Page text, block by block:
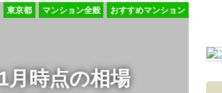
時点の相場
おすすめマンション
マンション全般
東京都